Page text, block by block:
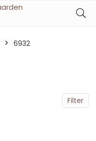
‎6932
Filter